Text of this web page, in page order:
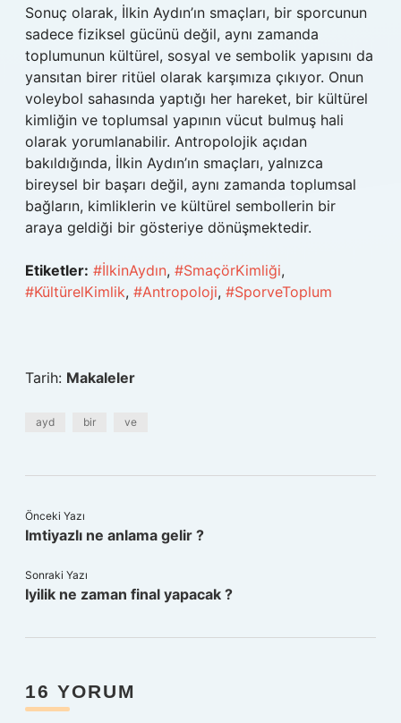
Sonuç olarak, İlkin Aydın’ın smaçları, bir sporcunun
sadece fiziksel gücünü değil, aynı zamanda
toplumunun kültürel, sosyal ve sembolik yapısını da
yansıtan birer ritüel olarak karşımıza çıkıyor. Onun
voleybol sahasında yaptığı her hareket, bir kültürel
kimliğin ve toplumsal yapının vücut bulmuş hali
olarak yorumlanabilir. Antropolojik açıdan
bakıldığında, İlkin Aydın’ın smaçları, yalnızca
bireysel bir başarı değil, aynı zamanda toplumsal
bağların, kimliklerin ve kültürel sembollerin bir
araya geldiği bir gösteriye dönüşmektedir.
Etiketler: #İlkinAydın, #SmaçörKimliği,
#KültürelKimlik, #Antropoloji, #SporveToplum
Tarih: Makaleler
ayd bir ve
Önceki Yazı
Imtiyazlı ne anlama gelir ?
Sonraki Yazı
Iyilik ne zaman final yapacak ?
16 YORUM